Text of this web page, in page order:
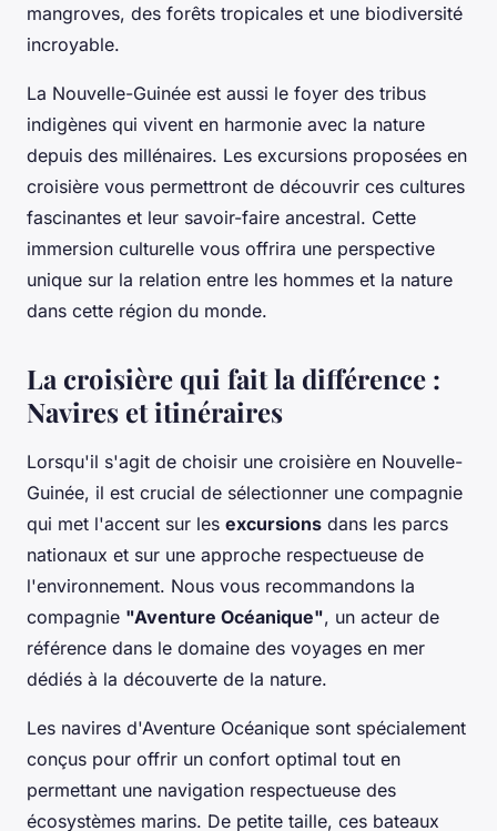
mangroves, des forêts tropicales et une biodiversité
incroyable.
La Nouvelle-Guinée est aussi le foyer des tribus
indigènes qui vivent en harmonie avec la nature
depuis des millénaires. Les excursions proposées en
croisière vous permettront de découvrir ces cultures
fascinantes et leur savoir-faire ancestral. Cette
immersion culturelle vous offrira une perspective
unique sur la relation entre les hommes et la nature
dans cette région du monde.
La croisière qui fait la différence :
Navires et itinéraires
Lorsqu'il s'agit de choisir une croisière en Nouvelle-
Guinée, il est crucial de sélectionner une compagnie
qui met l'accent sur les excursions dans les parcs
nationaux et sur une approche respectueuse de
l'environnement. Nous vous recommandons la
compagnie "Aventure Océanique", un acteur de
référence dans le domaine des voyages en mer
dédiés à la découverte de la nature.
Les navires d'Aventure Océanique sont spécialement
conçus pour offrir un confort optimal tout en
permettant une navigation respectueuse des
écosystèmes marins. De petite taille, ces bateaux